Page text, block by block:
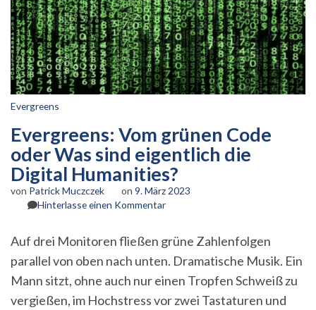
Evergreens
Evergreens: Vom grünen Code
oder Was sind eigentlich die
Digital Humanities?
von Patrick Muczczek on 9. März 2023
Hinterlasse einen Kommentarzu
grünen
Code
Was
sind
Auf drei Monitoren fließen grüne Zahlenfolgen
parallel von oben nach unten. Dramatische Musik. Ein
Mann sitzt, ohne auch nur einen Tropfen Schweiß zu
vergießen, im Hochstress vor zwei Tastaturen und